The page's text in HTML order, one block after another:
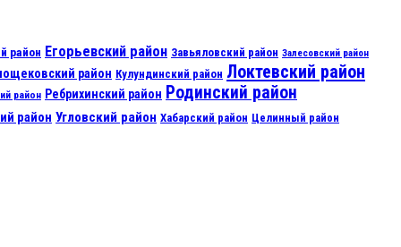
район Егорьевский район Завьяловский район Залесовский район
район Кулундинский район Локтевский район
район Ребрихинский район Родинский район
район Угловский район Хабарский район Целинный район